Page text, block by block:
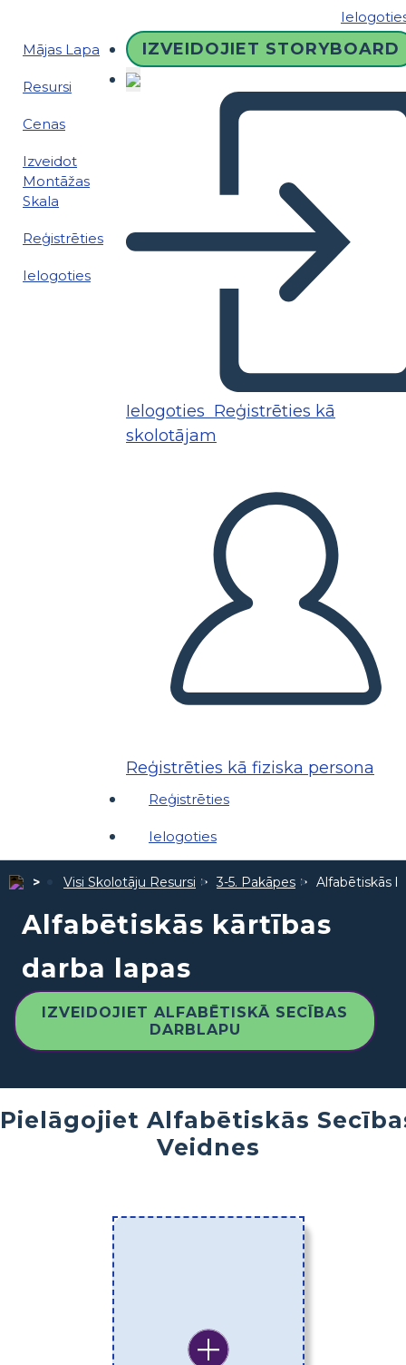
Mājas Lapa
Resursi
Cenas
Izveidot
Montāžas
Skala
Reģistrēties
Ielogoties
IZVEIDOJIET STORYBOARD
Ielogoties Reģistrēties kā
skolotājam
Reģistrēties kā fiziska persona
Reģistrēties
Ielogoties
Visi Skolotāju Resursi 3-5. Pakāpes Alfabētiskās
Alfabētiskās kārtības
darba lapas
IZVEIDOJIET ALFABĒTISKĀ SECĪBAS
DARBLAPU
Pielāgojiet Alfabētiskās
Veidnes